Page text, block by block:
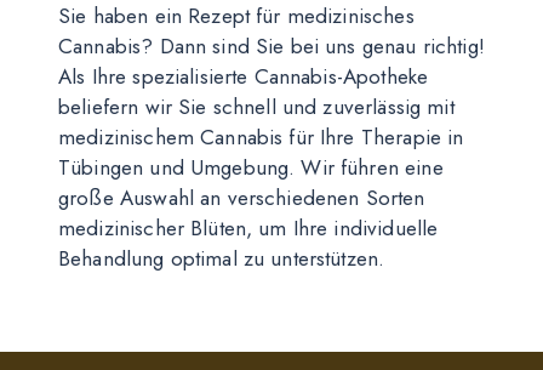
Sie haben ein Rezept für medizinisches
Cannabis? Dann sind Sie bei uns genau richtig!
Als Ihre spezialisierte Cannabis-Apotheke
beliefern wir Sie schnell und zuverlässig mit
medizinischem Cannabis für Ihre Therapie in
Tübingen und Umgebung. Wir führen eine
große Auswahl an verschiedenen Sorten
medizinischer Blüten, um Ihre individuelle
Behandlung optimal zu unterstützen.